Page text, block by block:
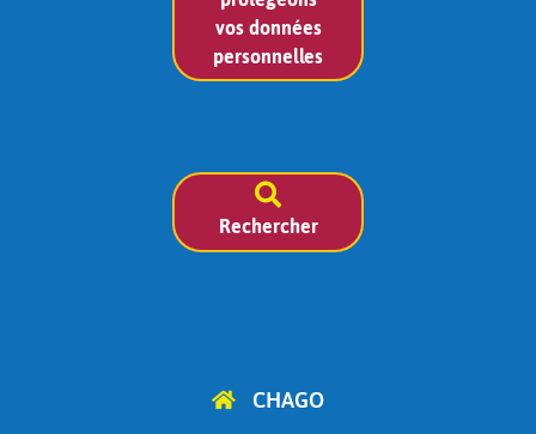
vos données
personnelles
Rechercher
CHAGO